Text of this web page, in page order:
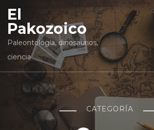
El
Pakozoico
Paleontología, dinosaurios,
ciencia
CATEGORÍA